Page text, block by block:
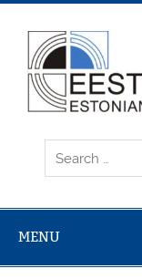
Skip
content
MENU